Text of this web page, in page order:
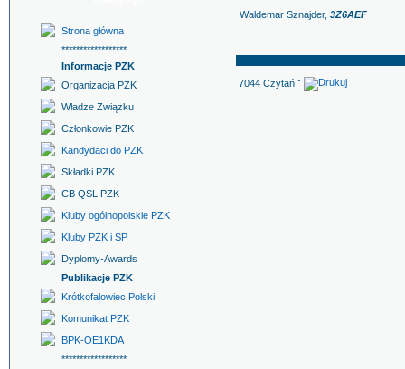
Strona główna
******************
Informacje PZK
Organizacja PZK
Władze Związku
Członkowie PZK
Kandydaci do PZK
Składki PZK
CB QSL PZK
Kluby ogólnopolskie PZK
Kluby PZK i SP
Dyplomy-Awards
Publikacje PZK
Krótkofalowiec Polski
Komunikat PZK
BPK-OE1KDA
******************
Waldemar Sznajder, 3Z6AEF
7044 Czytań ˇ